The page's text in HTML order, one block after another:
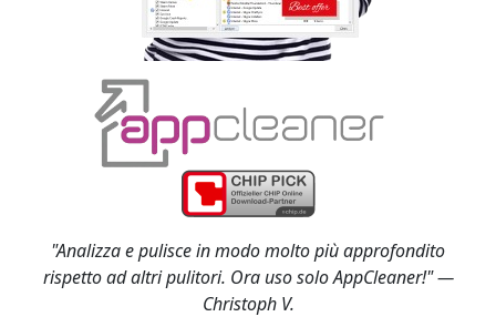
"Analizza e pulisce in modo molto più approfondito
rispetto ad altri pulitori. Ora uso solo AppCleaner!" —
Christoph V.